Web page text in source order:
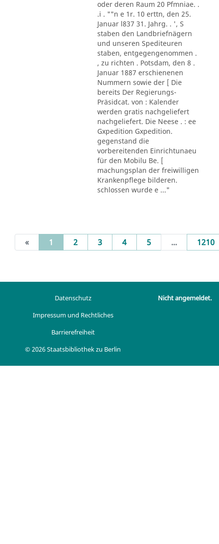
oder deren Raum 20 Pfmniae. .
.i . ""n e 1r. 10 erttn, den 25.
Januar l837 31. Jahrg. . ', S
staben den Landbriefnägern
und unseren Spediteuren
staben, entgegengenommen .
, zu richten . Potsdam, den 8 .
Januar 1887 erschienenen
Nummern sowie der [ Die
bereits Der Regierungs-
Präsidcat. von : Kalender
werden gratis nachgeliefert
nachgeliefert. Die Neese . : ee
Gxpedition Gxpedition.
gegenstand die
vorbereitenden Einrichtunaeu
für den Mobilu Be. [
machungsplan der freiwilligen
Krankenpflege bilderen.
schlossen wurde e ..."
« 1 (current)
2 3 4 5 ... 1210
Datenschutz
Impressum und Rechtliches
Barrierefreiheit
© 2026 Staatsbibliothek zu Berlin
Nicht angemeldet.